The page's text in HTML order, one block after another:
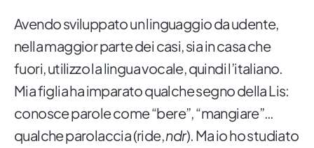
Avendo sviluppato un linguaggio da udente,
nella maggior parte dei casi, sia in casa che
fuori, utilizzo la lingua vocale, quindi l’italiano.
Mia figlia ha imparato qualche segno della Lis:
conosce parole come “bere”, “mangiare”…
qualche parolaccia (ride,ndr). Ma io ho studiato